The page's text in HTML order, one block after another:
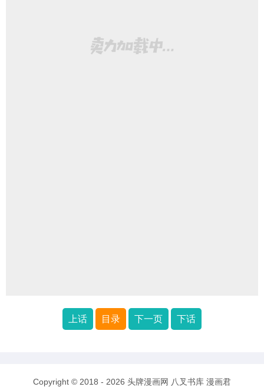
上话 目录 下一页 下话
Copyright © 2018 - 2026 头牌漫画网 八叉书库 漫画君